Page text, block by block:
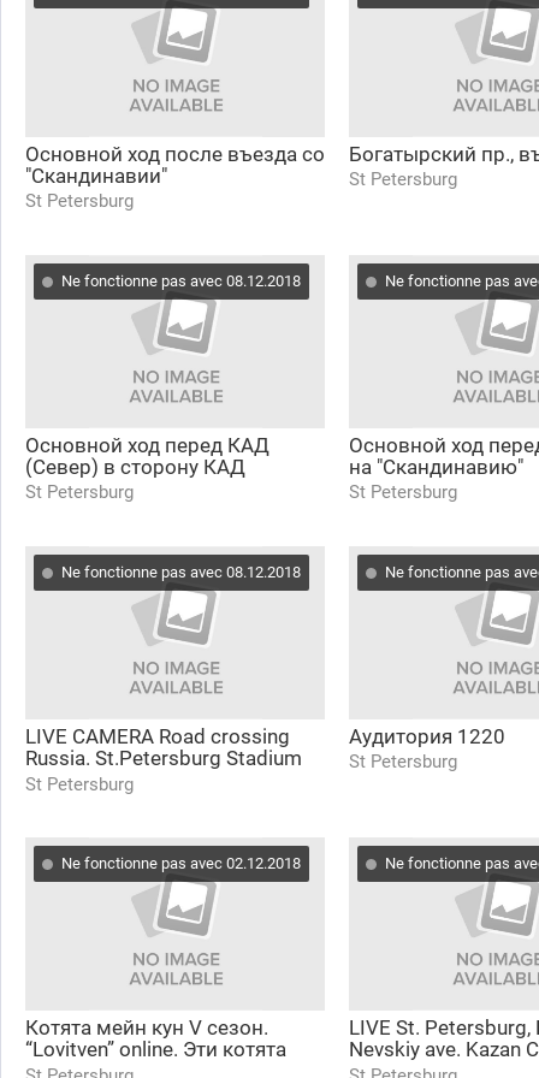
Основной ход после въезда со
"Скандинавии"
St Petersburg
Богатырский пр.,
St Petersburg
Ne fonctionne pas avec 08.12.2018
Основной ход перед КАД
(Север) в сторону КАД
St Petersburg
Ne fonctionne pas
Основной ход
на "Скандинавию"
St Petersburg
Ne fonctionne pas avec 08.12.2018
LIVE CAMERA Road crossing
Russia. St.Petersburg Stadium
panorama. Стадион Санкт-
St Petersburg
Ne fonctionne pas
Аудитория 1220
St Petersburg
Ne fonctionne pas avec 02.12.2018
Котята мейн кун V сезон.
“Lovitven” online. Эти котята
продаются!!!
Ne fonctionne pas
LIVE St. Petersburg,
Nevskiy ave. Kazan
Невский проспект